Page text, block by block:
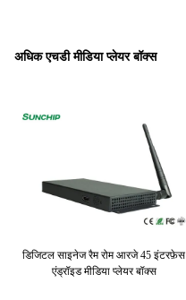
अधिक एचडी मीडिया प्लेयर बॉक्स
डिजिटल साइनेज रैम रोम आरजे 45 इंटरफ़ेस
एंड्रॉइड मीडिया प्लेयर बॉक्स